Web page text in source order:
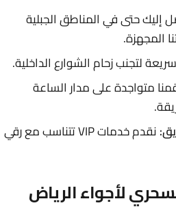
إليك حتى في المناطق الجبلية
المجهزة.
لتجنب زحام الشوارع الداخلية.
متواجدة على مدار الساعة
نقدم خدمات VIP تتناسب مع رقي
لأجواء الرياض